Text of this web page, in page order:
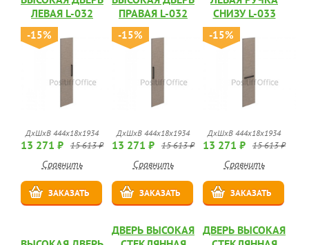
ЛЕВАЯ L-032
-15%
ДхШхВ 444х18х1934
13 271 ₽ 15 613 ₽
Сравнить
ЗАКАЗАТЬ
ПРАВАЯ L-032
-15%
ДхШхВ 444х18х1934
13 271 ₽ 15 613 ₽
Сравнить
ЗАКАЗАТЬ
СНИЗУ L-033
-15%
ДхШхВ 444х18х1934
13 271 ₽ 15 613 ₽
Сравнить
ЗАКАЗАТЬ
ДВЕРЬ ВЫСОКАЯ ДВЕРЬ ВЫСОКАЯ